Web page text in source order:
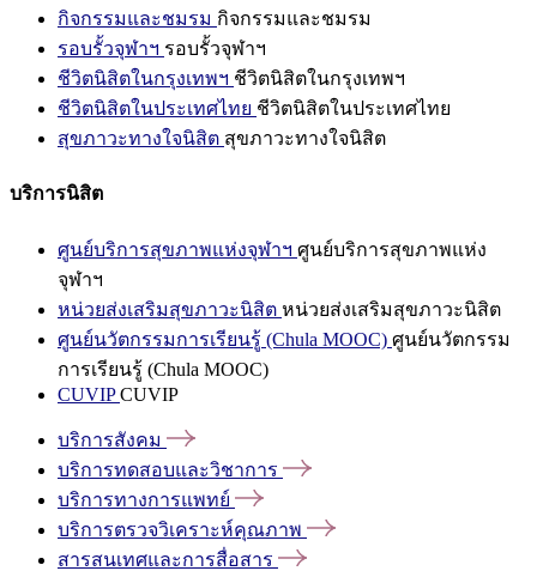
กิจกรรมและชมรม กิจกรรมและชมรม
รอบรั้วจุฬาฯ รอบรั้วจุฬาฯ
ชีวิตนิสิตในกรุงเทพฯ ชีวิตนิสิตในกรุงเทพฯ
ชีวิตนิสิตในประเทศไทย ชีวิตนิสิตในประเทศไทย
สุขภาวะทางใจนิสิต สุขภาวะทางใจนิสิต
บริการนิสิต
ศูนย์บริการสุขภาพแห่งจุฬาฯ ศูนย์บริการสุขภาพแห่ง
จุฬาฯ
หน่วยส่งเสริมสุขภาวะนิสิต หน่วยส่งเสริมสุขภาวะนิสิต
ศูนย์นวัตกรรมการเรียนรู้ (Chula MOOC) ศูนย์นวัตกรรม
การเรียนรู้ (Chula MOOC)
CUVIPCUVIP
บริการสังคม
บริการทดสอบและวิชาการ
บริการทางการแพทย์
บริการตรวจวิเคราะห์คุณภาพ
สารสนเทศและการสื่อสาร